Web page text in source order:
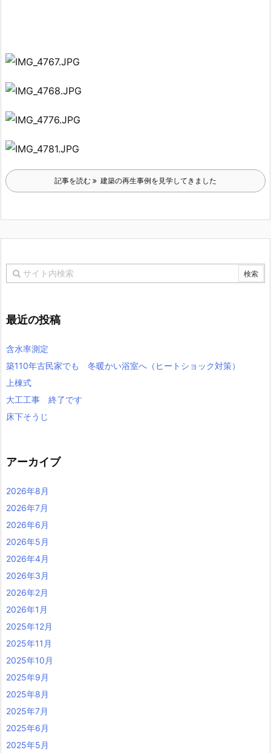
記事を読む 建築の再生事例を見学してきました
最近の投稿
含水率測定
築110年古民家でも 冬暖かい浴室へ（ヒートショック対策）
上棟式
大工工事 終了です
床下そうじ
アーカイブ
2026年8月
2026年7月
2026年6月
2026年5月
2026年4月
2026年3月
2026年2月
2026年1月
2025年12月
2025年11月
2025年10月
2025年9月
2025年8月
2025年7月
2025年6月
2025年5月